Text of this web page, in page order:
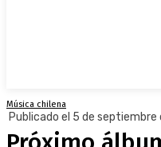
Música chilena
Publicado el 5 de septiembre